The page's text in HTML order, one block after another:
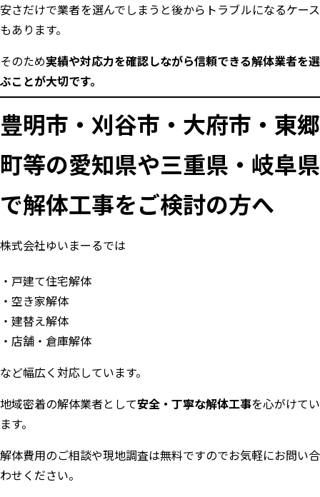
安さだけで業者を選んでしまうと後からトラブルになるケース
もあります。
そのため実績や対応力を確認しながら信頼できる解体業者を選
ぶことが大切です。
豊明市・刈谷市・大府市・東郷
町等の愛知県や三重県・岐阜県
で解体工事をご検討の方へ
株式会社ゆいまーるでは
戸建て住宅解体
空き家解体
建替え解体
店舗・倉庫解体
など幅広く対応しています。
地域密着の解体業者として安全・丁寧な解体工事を心がけてい
ます。
解体費用のご相談や現地調査は無料ですのでお気軽にお問い合
わせください。